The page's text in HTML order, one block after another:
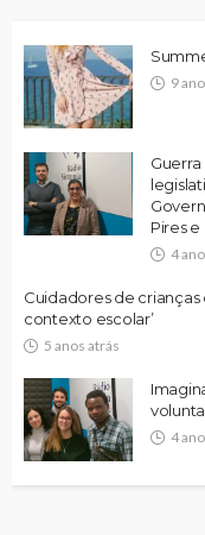
9
Pires e
4
Cuidadores de
contexto escolar’
5 anos atrás
4